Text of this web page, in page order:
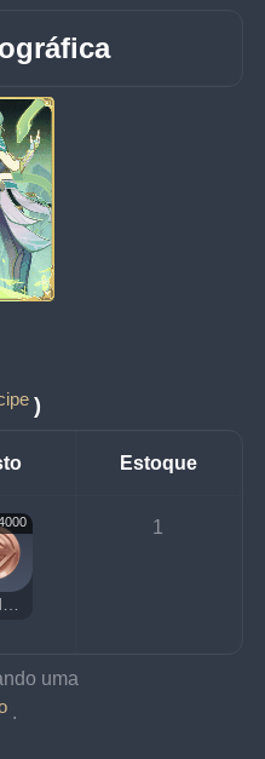
)
Estoque
Moedas da Sorte
1
uma
.